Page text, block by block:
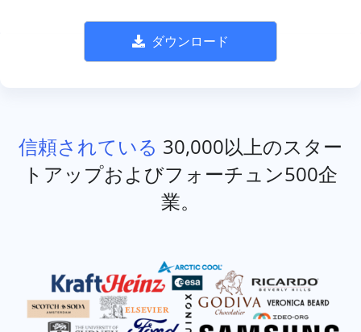
ダウンロード
信頼されている 30,000以上のスター
トアップおよびフォーチュン500企
業。